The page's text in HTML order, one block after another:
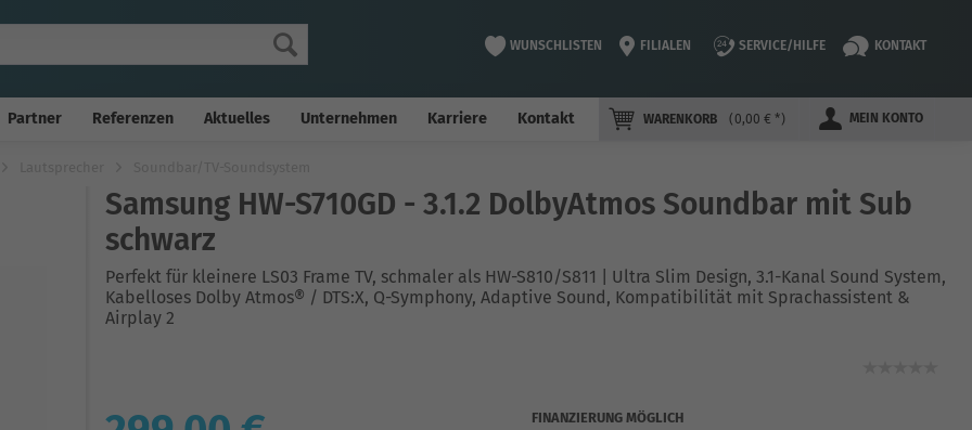
WUNSCHLISTEN FILIALEN SERVICE/HILFE KONTAKT
WARENKORB 0,00 € * MEIN KONTO
Partner Referenzen Aktuelles Unternehmen Karriere Kontakt
Samsung HW-S710GD - 3.1.2 DolbyAtmos Soundbar mit Sub
schwarz
Perfekt für kleinere LS03 Frame TV, schmaler als HW-S810/S811 | Ultra Slim Design, 3.1-Kanal Sound System,
Kabelloses Dolby Atmos® / DTS:X, Q-Symphony, Adaptive Sound, Kompatibilität mit Sprachassistent &
Airplay 2
FINANZIERUNG MÖGLICH